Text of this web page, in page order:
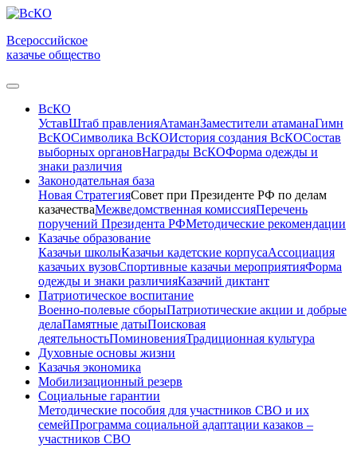
Всероссийское
казачье общество
ВсКО
УставШтаб правленияАтаманЗаместители атаманаГимн
ВсКОСимволика ВсКОИстория создания ВсКОСостав
выборных органовНаграды ВсКОФорма одежды и
знаки различия
Законодательная база
Новая СтратегияСовет при Президенте РФ по делам
казачестваМежведомственная комиссияПеречень
поручений Президента РФМетодические рекомендации
Казачье образование
Казачьи школыКазачьи кадетские корпусаАссоциация
казачьих вузовСпортивные казачьи мероприятияФорма
одежды и знаки различияКазачий диктант
Патриотическое воспитание
Военно-полевые сборыПатриотические акции и добрые
делаПамятные датыПоисковая
деятельностьПоминовенияТрадиционная культура
Духовные основы жизни
Казачья экономика
Мобилизационный резерв
Социальные гарантии
Методические пособия для участников СВО и их
семейПрограмма социальной адаптации казаков –
участников СВО